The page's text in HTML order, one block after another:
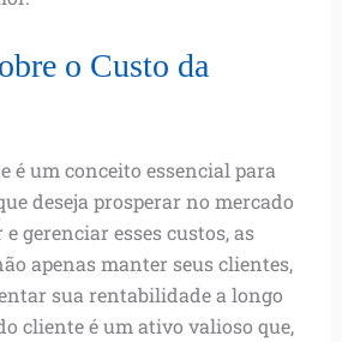
o Custo da
é um conceito essencial para
deseja prosperar no mercado
gerenciar esses custos, as
apenas manter seus clientes,
sua rentabilidade a longo
cliente é um ativo valioso que,